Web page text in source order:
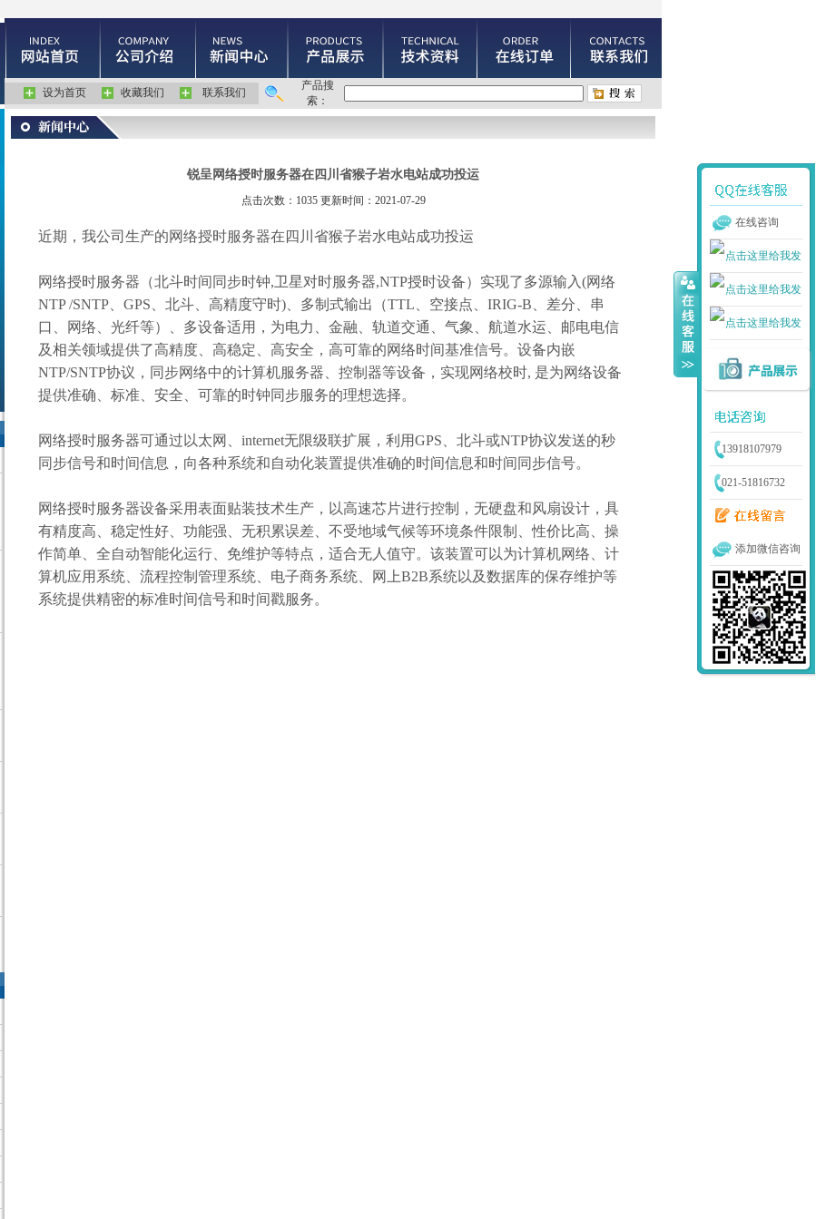
设为首页 收藏我们 联系我们
产品搜
索：
锐呈网络授时服务器在四川省猴子岩水电站成功投运
点击次数：1035 更新时间：2021-07-29
近期，我公司生产的网络授时服务器在四川省猴子岩水电站成功投运
网络授时服务器 （北斗时间同步时钟,卫星对时服务器,NTP授时设备）实现了多源输入(网络
NTP /SNTP、 GPS 、北斗、高精度守时)、多制式输出（TTL 、空接点、 IRIG-B 、差分、串
口、网络、光纤等）、多设备适用，为电力、金融、轨道交通、气象、航道水运、邮电电信
及相关领域提供了高精度、高稳定、高安全，高可靠的网络时间基准信号。设备内嵌
NTP/SNTP协议，同步网络中的计算机服务器、控制器等设备，实现网络校时, 是为网络设备
提供准确、标准、安全、可靠的时钟同步服务的理想选择。
网络授时服务器可通过以太网、 internet无限级联扩展，利用GPS 、北斗或NTP协议发送的秒
同步信号和时间信息，向各种系统和自动化装置提供准确的时间信息和时间同步信号。
网络授时服务器设备采用表面贴装技术生产，以高速芯片进行控制，无硬盘和风扇设计，具
有精度高、稳定性好、功能强、无积累误差、不受地域气候等环境条件限制、性价比高、操
作简单、全自动智能化运行、免维护等特点，适合无人值守。该装置可以为计算机网络、计
算机应用系统、流程控制管理系统、电子商务系统、网上B2B系统以及数据库的保存维护等
系统提供精密的标准时间信号和时间戳服务。
在线咨询
13918107979
021-51816732
添加微信咨询